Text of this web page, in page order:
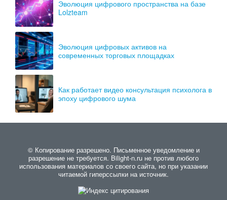
Эволюция цифрового пространства на базе
Lolzteam
Эволюция цифровых активов на
современных торговых площадках
Как работает видео консультация психолога в
эпоху цифрового шума
© Копирование разрешено. Письменное уведомление и
разрешение не требуется. Bilight-n.ru не против любого
использования материалов со своего сайта, но при указании
читаемой гиперссылки на источник.